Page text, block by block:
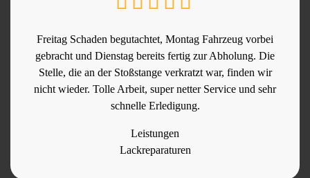
Freitag Schaden begutachtet, Montag Fahrzeug vorbei
gebracht und Dienstag bereits fertig zur Abholung. Die
Stelle, die an der Stoßstange verkratzt war, finden wir
nicht wieder. Tolle Arbeit, super netter Service und sehr
schnelle Erledigung.
Leistungen
Lackreparaturen